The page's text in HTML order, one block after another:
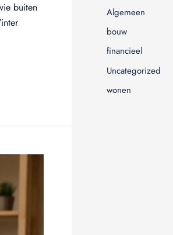
buiten
Algemeen
bouw
financieel
Uncategorized
wonen